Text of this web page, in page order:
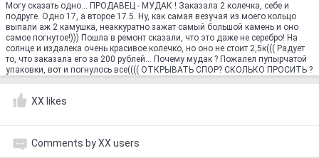
Могу сказать одно... ПРОДАВЕЦ - МУДАК ! Заказала 2 колечка, себе и
подруге. Одно 17, а второе 17.5. Ну, как самая везучая из моего кольцо
выпали аж 2 камушка, неаккуратно зажат самый большой камень и оно
самое погнутое!))) Пошла в ремонт сказали, что это даже не серебро! На
солнце и издалека очень красивое колечко, но оно не стоит 2,5к((( Радует
то, что заказала его за 200 рублей... Почему мудак ? Пожалел пупырчатой
упаковки, вот и погнулось все(((( ОТКРЫВАТЬ СПОР? СКОЛЬКО ПРОСИТЬ ?
XX likes
Comments by XX users